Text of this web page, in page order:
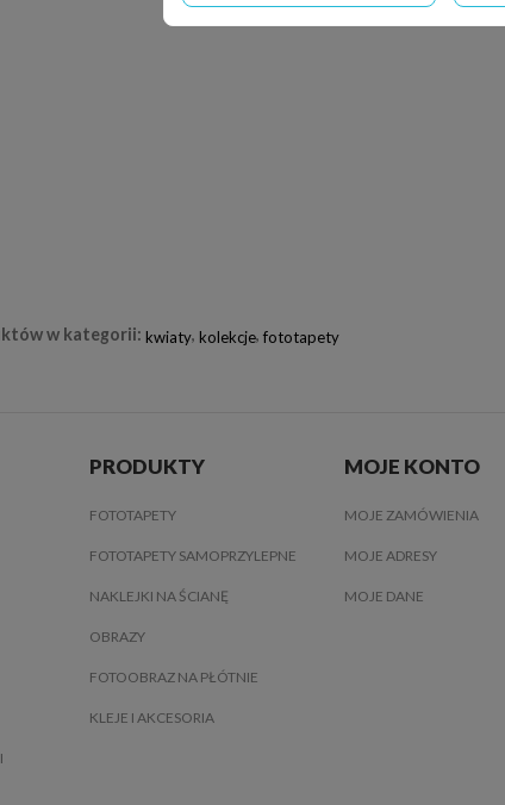
w kategorii: kwiaty, kolekcje, fototapety
PRODUKTY
FOTOTAPETY
FOTOTAPETY SAMOPRZYLEPNE
NAKLEJKI NA ŚCIANĘ
OBRAZY
FOTOOBRAZ NA PŁÓTNIE
KLEJE I AKCESORIA
MOJE KONTO
MOJE ZAMÓWIENIA
MOJE ADRESY
MOJE DANE